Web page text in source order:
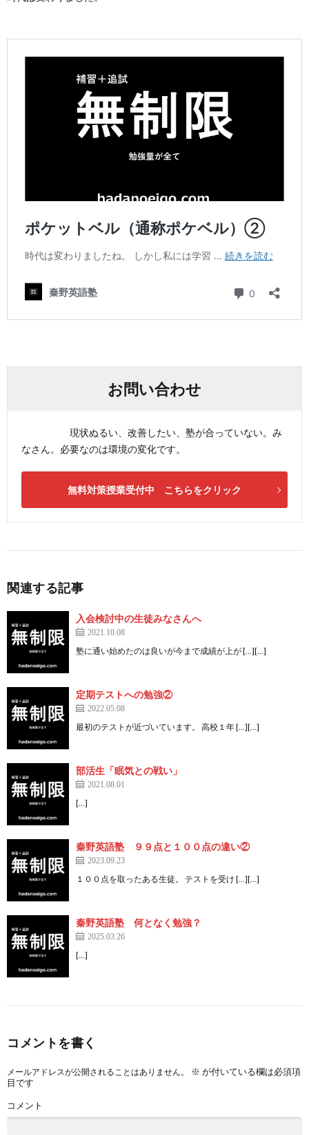
お問い合わせ
現状ぬるい、改善したい、塾が合っていない。み
なさん。必要なのは環境の変化です。
無料対策授業受付中 こちらをクリック
関連する記事
入会検討中の生徒みなさんへ
2021.10.08
塾に通い始めたのは良いが今まで成績が上が […][…]
定期テストへの勉強②
2022.05.08
最初のテストが近づいています。 高校１年 […][…]
部活生「眠気との戦い」
2021.08.01
[…]
秦野英語塾 ９９点と１００点の違い②
2023.09.23
１００点を取ったある生徒。 テストを受け […][…]
秦野英語塾 何となく勉強？
2025.03.26
[…]
コメントを書く
メールアドレスが公開されることはありません。 ※ が付いている欄は必須項
目です
コメント